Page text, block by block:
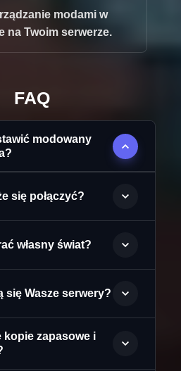
modami w
na Twoim serwerze.
FAQ
modowany
się połączyć?
własny świat?
się Wasze serwery?
kopie zapasowe i